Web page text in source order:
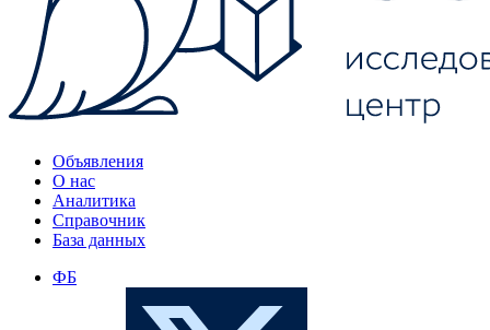
Объявления
О нас
Аналитика
Справочник
База данных
ФБ